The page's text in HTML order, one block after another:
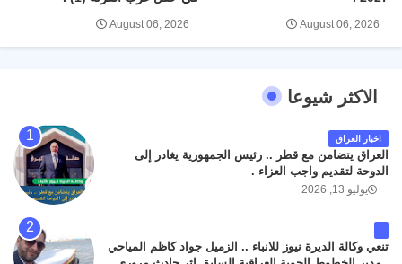
August 06, 2026
August 06, 2026
الاكثر شيوعا
اخبار العراق
العراق يتضامن مع قطر .. رئيس الجمهورية يغادر إلى
الدوحة لتقديم واجب العزاء .
يوليو 13, 2026
تنعي وكالة الديرة نيوز للانباء .. الزميل جواد كاظم المياحي